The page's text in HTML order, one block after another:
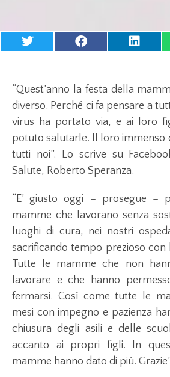
“Quest’anno la festa della
diverso. Perché ci fa pensare a
virus ha portato via, e ai loro
potuto salutarle. Il loro immenso
tutti noi”. Lo scrive su
Salute, Roberto Speranza.
“E’ giusto oggi – prosegue –
mamme che lavorano senza
luoghi di cura, nei nostri
sacrificando tempo prezioso con
Tutte le mamme che non
lavorare e che hanno
fermarsi. Così come tutte le
mesi con impegno e pazienza
chiusura degli asili e delle
accanto ai propri figli. In
mamme hanno dato di più.